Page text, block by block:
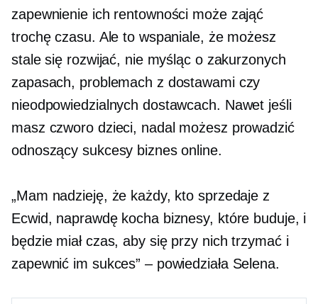
zapewnienie ich rentowności może zająć
trochę czasu. Ale to wspaniale, że możesz
stale się rozwijać, nie myśląc o zakurzonych
zapasach, problemach z dostawami czy
nieodpowiedzialnych dostawcach. Nawet jeśli
masz czworo dzieci, nadal możesz prowadzić
odnoszący sukcesy biznes online.
„Mam nadzieję, że każdy, kto sprzedaje z
Ecwid, naprawdę kocha biznesy, które buduje, i
będzie miał czas, aby się przy nich trzymać i
zapewnić im sukces” – powiedziała Selena.